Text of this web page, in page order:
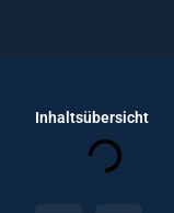
Inhaltsübersicht